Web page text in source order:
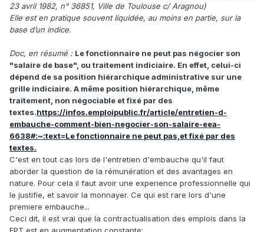
23 avril 1982, n° 36851, Ville de Toulouse c/ Aragnou)
Elle est en pratique souvent liquidée, au moins en partie, sur la
base d’un indice.
Doc, en résumé : Le fonctionnaire ne peut pas négocier son
"salaire de base", ou traitement indiciaire. En effet, celui-ci
dépend de sa position hiérarchique administrative sur une
grille indiciaire. A même position hiérarchique, même
traitement, non négociable et fixé par des
textes.https://infos.emploipublic.fr/article/entretien-d-
embauche-comment-bien-negocier-son-salaire-eea-
6638#:~:text=Le fonctionnaire ne peut pas,et fixé par des
textes.
C'est en tout cas lors de l'entretien d'embauche qu'il faut
aborder la question de la rémunération et des avantages en
nature. Pour cela il faut avoir une experience professionnelle qui
le justifie, et savoir la monnayer. Ce qui est rare lors d'une
premiere embauche...
Ceci dit, il est vrai que la contractualisation des emplois dans la